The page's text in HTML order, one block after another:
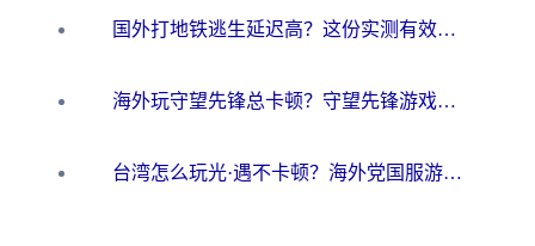
国外打地铁逃生延迟高？这份实测有效的低延迟指南帮你吃鸡
海外玩守望先锋总卡顿？守望先锋游戏加速器在哪里买&避坑指南（附欧洲非洲游戏实测）
台湾怎么玩光·遇不卡顿？海外党国服游戏加速终极攻略（附实测体验）